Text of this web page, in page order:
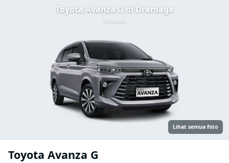
Toyota Avanza G di Dramaga
Bulanan
Lihat semua foto
Toyota Avanza G